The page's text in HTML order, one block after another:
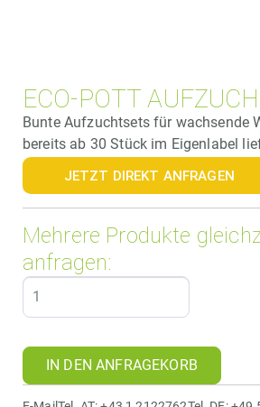
ECO-POTT
Bunte Aufzuchtsets für wachsende
bereits ab 30 Stück im Eigenlabel
JETZT DIREKT ANFRAGEN
Mehrere Produkte
anfragen:
IN DEN ANFRAGEKORB